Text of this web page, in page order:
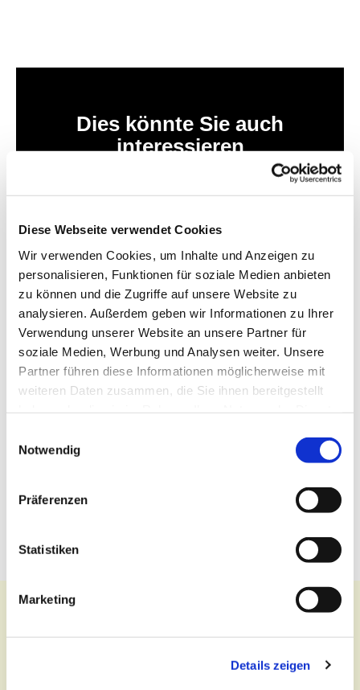
Diese Webseite verwendet Cookies
Wir verwenden Cookies, um Inhalte und Anzeigen zu
personalisieren, Funktionen für soziale Medien anbieten
zu können und die Zugriffe auf unsere Website zu
analysieren. Außerdem geben wir Informationen zu Ihrer
Verwendung unserer Website an unsere Partner für
soziale Medien, Werbung und Analysen weiter. Unsere
Partner führen diese Informationen möglicherweise mit
weiteren Daten zusammen, die Sie ihnen bereitgestellt
Notwendig
Präferenzen
Statistiken
Marketing
Details zeigen
Dies könnte Sie auch
interessieren